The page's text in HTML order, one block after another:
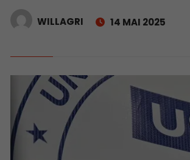
WILLAGRI 14 MAI 2025